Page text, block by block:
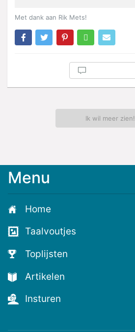
Met dank aan Rik Mets!
Ik wil meer zien!
Meld
voor
de
nieuwste
voutjes
en
de
voutste
nieuwtjes!
Menu
Home
Taalvoutjes
Toplijsten
Artikelen
Insturen